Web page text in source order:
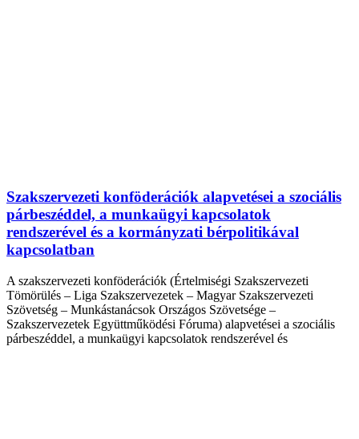
Szakszervezeti konföderációk alapvetései a szociális
párbeszéddel, a munkaügyi kapcsolatok
rendszerével és a kormányzati bérpolitikával
kapcsolatban
A szakszervezeti konföderációk (Értelmiségi Szakszervezeti
Tömörülés – Liga Szakszervezetek – Magyar Szakszervezeti
Szövetség – Munkástanácsok Országos Szövetsége –
Szakszervezetek Együttműködési Fóruma) alapvetései a szociális
párbeszéddel, a munkaügyi kapcsolatok rendszerével és